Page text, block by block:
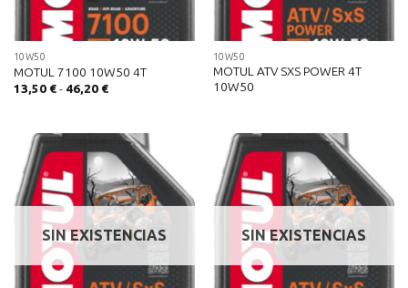
10W50
MOTUL 7100 10W50 4T
13,50 € - 46,20 €Rango
13,50 €
hasta
46,20 €
10W50
MOTUL ATV SXS POWER 4T
10W50
SIN EXISTENCIAS SIN EXISTENCIAS